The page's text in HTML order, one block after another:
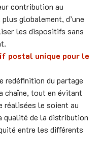
contribution au
globalement, d’une
les dispositifs sans
postal unique pour le
redéfinition du partage
chaîne, tout en évitant
réalisées le soient au
qualité de la distribution
entre les différents